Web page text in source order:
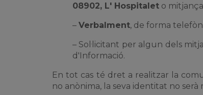
08902, L' Hospitalet o
– Verbalment, de forma
– Sol·licitant per algun dels
d'Informació.
En tot cas té dret a realitzar la
no anònima, la seva identitat no